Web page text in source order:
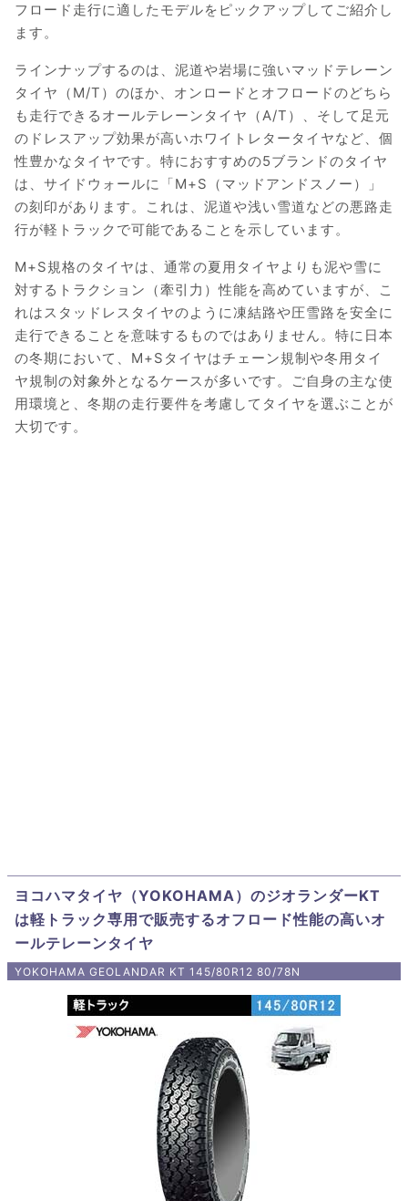
フロード走行に適したモデルをピックアップしてご紹介し
ます。
ラインナップするのは、泥道や岩場に強いマッドテレーン
タイヤ（M/T）のほか、オンロードとオフロードのどちら
も走行できるオールテレーンタイヤ（A/T）、そして足元
のドレスアップ効果が高いホワイトレタータイヤなど、個
性豊かなタイヤです。特におすすめの5ブランドのタイヤ
は、サイドウォールに「M+S（マッドアンドスノー）」
の刻印があります。これは、泥道や浅い雪道などの悪路走
行が軽トラックで可能であることを示しています。
M+S規格のタイヤは、通常の夏用タイヤよりも泥や雪に
対するトラクション（牽引力）性能を高めていますが、こ
れはスタッドレスタイヤのように凍結路や圧雪路を安全に
走行できることを意味するものではありません。特に日本
の冬期において、M+Sタイヤはチェーン規制や冬用タイ
ヤ規制の対象外となるケースが多いです。ご自身の主な使
用環境と、冬期の走行要件を考慮してタイヤを選ぶことが
大切です。
ヨコハマタイヤ（YOKOHAMA）のジオランダーKT
は軽トラック専用で販売するオフロード性能の高いオ
ールテレーンタイヤ
YOKOHAMA GEOLANDAR KT 145/80R12 80/78N